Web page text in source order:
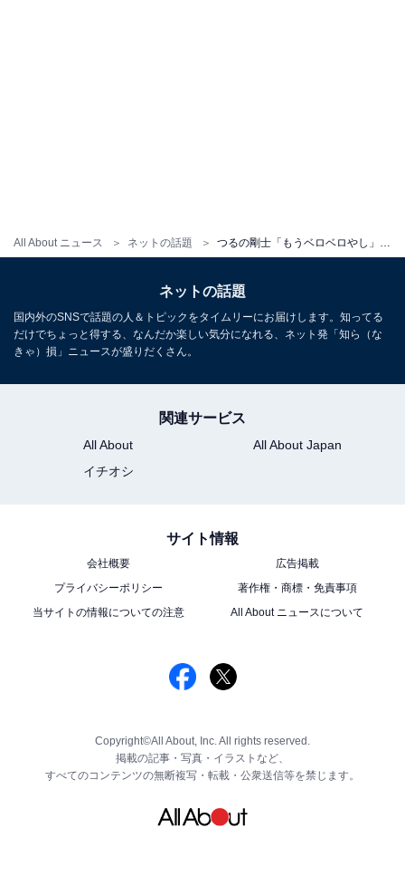
All About ニュース ネットの話題
ネットの話題
国内外のSNSで話題の人＆トピックをタイムリーにお届けします。知ってる
だけでちょっと得する、なんだか楽しい気分になれる、ネット発「知ら（な
きゃ）損」ニュースが盛りだくさん。
関連サービス
All About
All About Japan
イチオシ
サイト情報
会社概要
広告掲載
プライバシーポリシー
著作権・商標・免責事項
当サイトの情報についての注意
All About ニュースについて
Copyright©All About, Inc. All rights reserved.
掲載の記事・写真・イラストなど、
すべてのコンテンツの無断複写・転載・公衆送信等を禁じます。